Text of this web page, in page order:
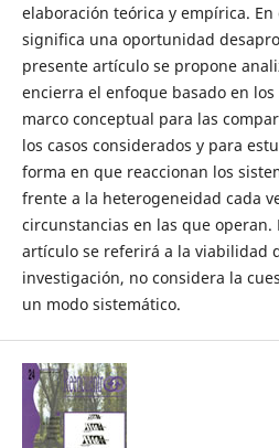
elaboración teórica y empírica.
significa una oportunidad
presente artículo se propone
encierra el enfoque basado en
marco conceptual para las
los casos considerados y para
forma en que reaccionan los
frente a la heterogeneidad cada
circunstancias en las que operan.
artículo se referirá a la viabilidad
investigación, no considera la
un modo sistemático.